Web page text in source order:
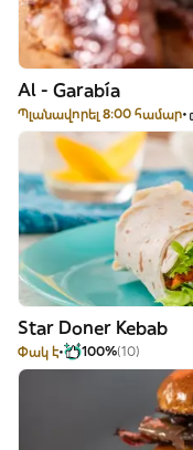
Al - Garabía
Պլանավորել 8:00 համար
Star Doner Kebab
Փակ է 100%(10)